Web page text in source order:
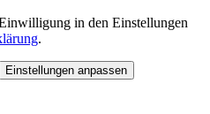
in den Einstellungen
.
Einstellungen anpassen